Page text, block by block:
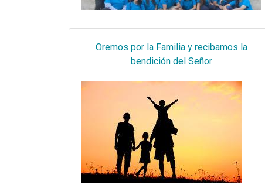
Oremos por la Familia y recibamos la
bendición del Señor